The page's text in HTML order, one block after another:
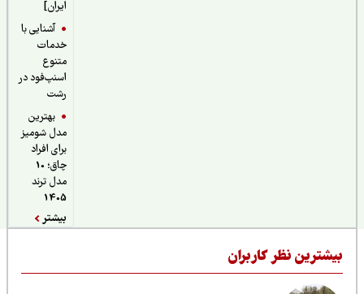
آشنایی با
خدمات
اسنپ‌فود در
بهترین
مدل شومیز
برای افراد
چاق؛ 10
مدل ترند
نظر کاربران